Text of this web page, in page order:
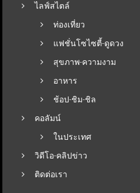
ไลฟ์สไตล์
ท่องเที่ยว
แฟชั่นโซไซตี้-ดูดวง
สุขภาพ-ความงาม
อาหาร
ช้อป-ชิม-ชิล
คอลัมน์
ในประเทศ
วิดีโอ-คลิปข่าว
ติดต่อเรา